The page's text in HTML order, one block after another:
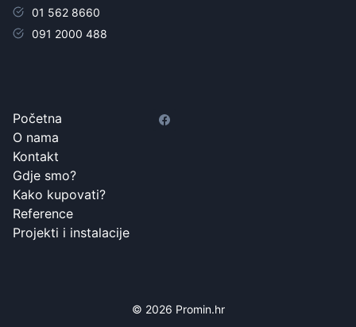
01 562 8660
091 2000 488
Početna
O nama
Kontakt
Gdje smo?
Kako kupovati?
Reference
Projekti i instalacije
© 2026 Promin.hr